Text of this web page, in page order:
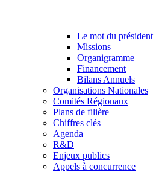
Le mot du président
Missions
Organigramme
Financement
Bilans Annuels
Organisations Nationales
Comités Régionaux
Plans de filière
Chiffres clés
Agenda
R&D
Enjeux publics
Appels à concurrence